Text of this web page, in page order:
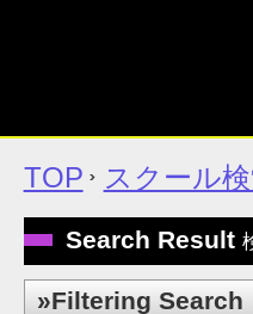
TOP スクール
Search Result
»Filtering Search